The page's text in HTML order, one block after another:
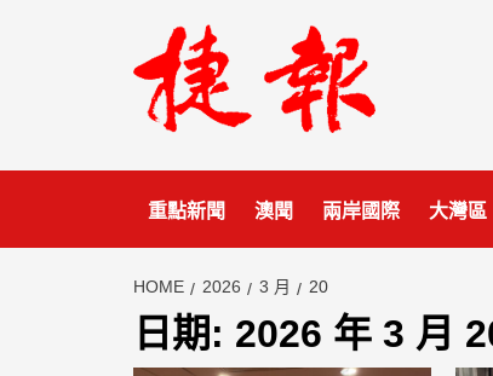
重點新聞 澳聞 兩岸國際 大灣區
HOME 2026 3 月 20
日期: 2026 年 3 月